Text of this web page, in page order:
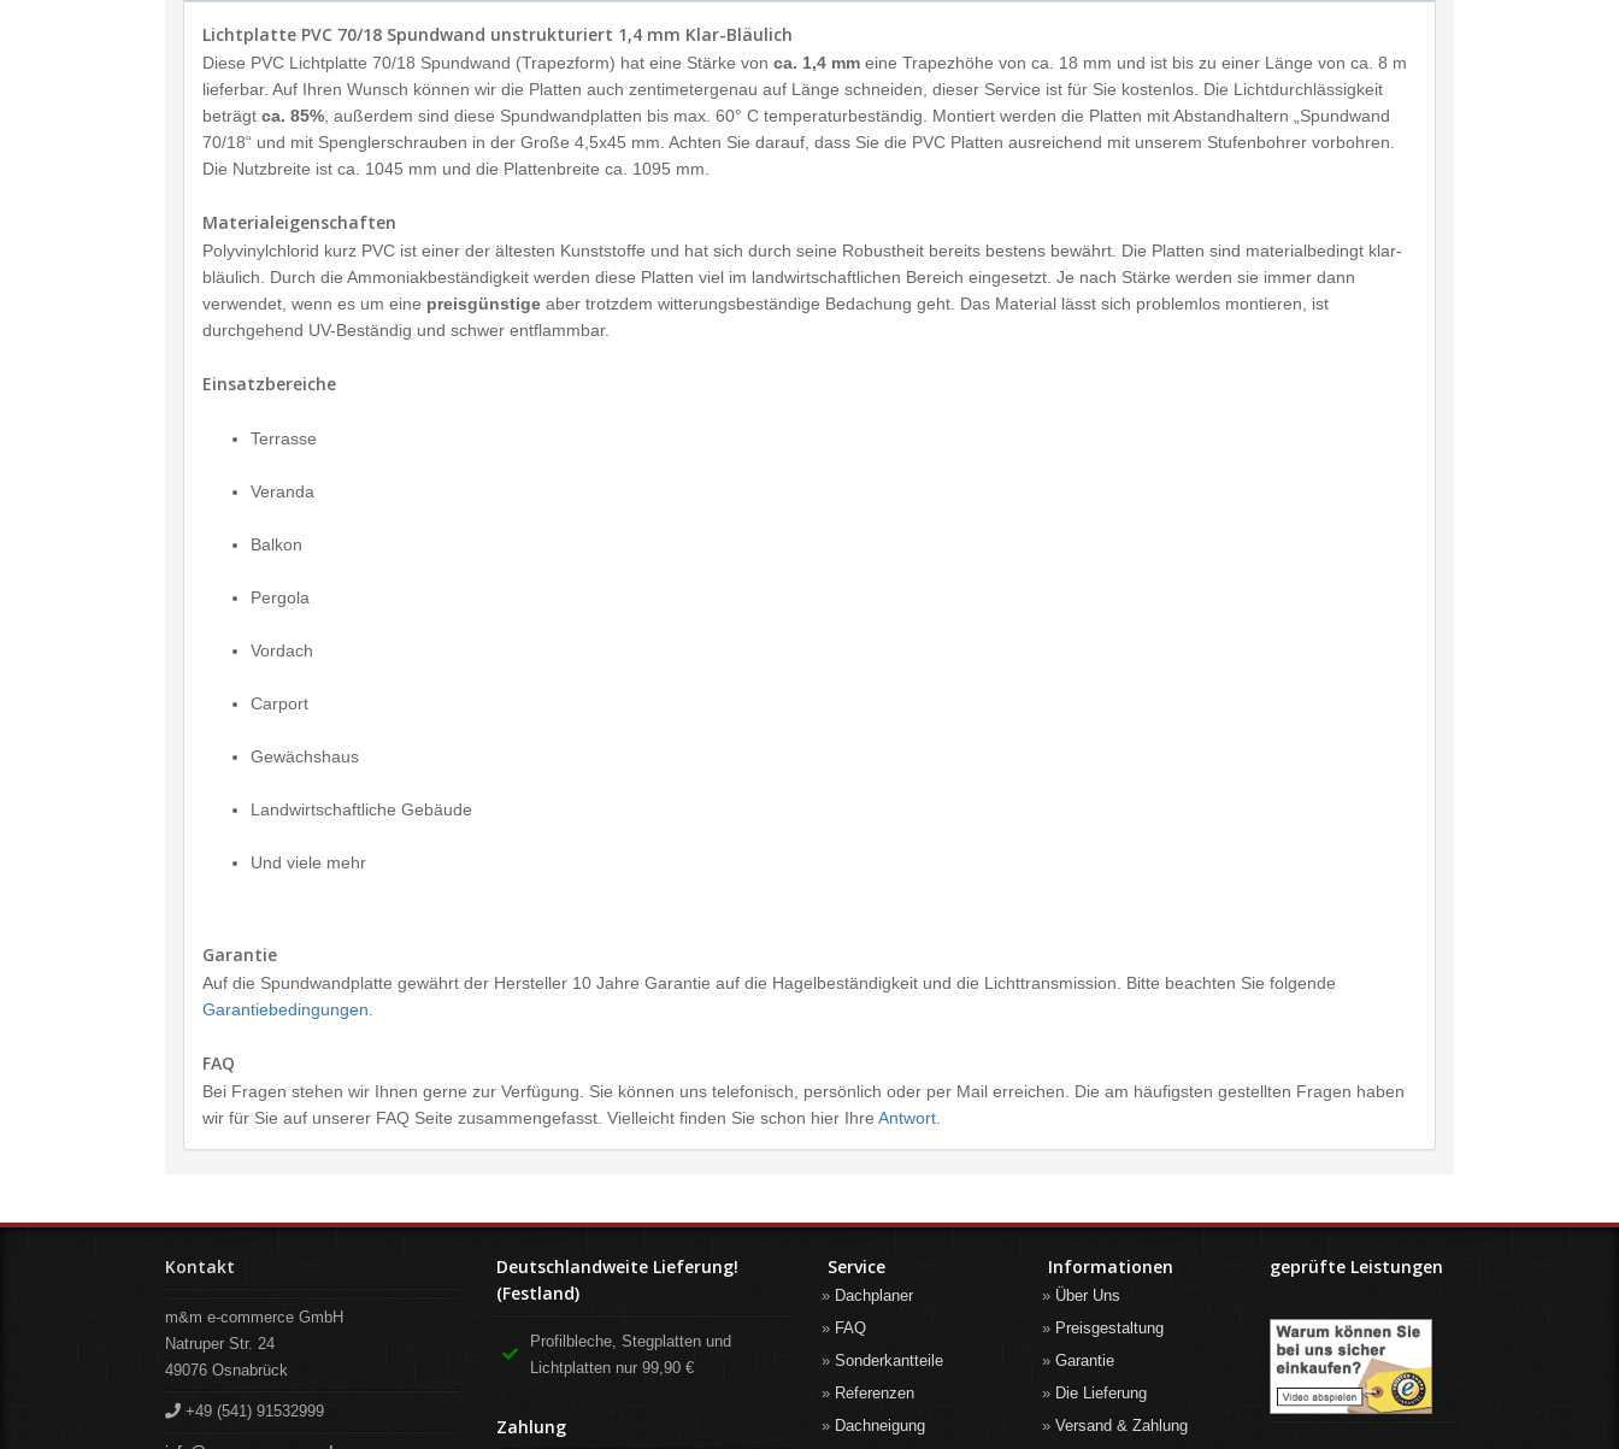
Lichtplatte PVC 70/18 Spundwand unstrukturiert 1,4 mm Klar-Bläulich
Diese PVC Lichtplatte 70/18 Spundwand (Trapezform) hat eine Stärke von ca. 1,4 mm eine Trapezhöhe von ca. 18 mm und ist bis zu einer Länge von ca. 8 m
lieferbar. Auf Ihren Wunsch können wir die Platten auch zentimetergenau auf Länge schneiden, dieser Service ist für Sie kostenlos. Die Lichtdurchlässigkeit
beträgt ca. 85% , außerdem sind diese Spundwandplatten bis max. 60° C temperaturbeständig. Montiert werden die Platten mit Abstandhaltern „Spundwand
70/18“ und mit Spenglerschrauben in der Große 4,5x45 mm. Achten Sie darauf, dass Sie die PVC Platten ausreichend mit unserem Stufenbohrer vorbohren.
Die Nutzbreite ist ca. 1045 mm und die Plattenbreite ca. 1095 mm.
Materialeigenschaften
Polyvinylchlorid kurz PVC ist einer der ältesten Kunststoffe und hat sich durch seine Robustheit bereits bestens bewährt. Die Platten sind materialbedingt klar-
bläulich. Durch die Ammoniakbeständigkeit werden diese Platten viel im landwirtschaftlichen Bereich eingesetzt. Je nach Stärke werden sie immer dann
verwendet, wenn es um eine preisgünstige aber trotzdem witterungsbeständige Bedachung geht. Das Material lässt sich problemlos montieren, ist
durchgehend UV-Beständig und schwer entflammbar.
Einsatzbereiche
Terrasse
Veranda
Balkon
Pergola
Vordach
Carport
Gewächshaus
Landwirtschaftliche Gebäude
Und viele mehr
Garantie
Auf die Spundwandplatte gewährt der Hersteller 10 Jahre Garantie auf die Hagelbeständigkeit und die Lichttransmission. Bitte beachten Sie folgende
Garantiebedingungen.
FAQ
Bei Fragen stehen wir Ihnen gerne zur Verfügung. Sie können uns telefonisch, persönlich oder per Mail erreichen. Die am häufigsten gestellten Fragen haben
wir für Sie auf unserer FAQ Seite zusammengefasst. Vielleicht finden Sie schon hier Ihre Antwort.
Kontakt
m&m e-commerce GmbH
Natruper Str. 24
49076 Osnabrück
+49 (541) 91532999
Deutschlandweite Lieferung!
(Festland)
Profilbleche, Stegplatten und
Lichtplatten nur 99,90 €
Zahlung
Service
Dachplaner
FAQ
Sonderkantteile
Referenzen
Dachneigung
Informationen
Über Uns
Preisgestaltung
Garantie
Die Lieferung
Versand & Zahlung
geprüfte Leistungen